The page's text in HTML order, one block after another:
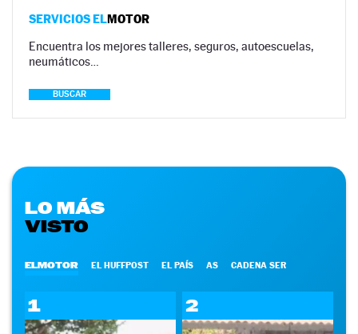
SERVICIOS ELMOTOR
Encuentra los mejores talleres, seguros, autoescuelas,
neumáticos…
BUSCAR
LO MÁS
VISTO
ELMOTOR EL HUFFPOST EL PAÍS AS CADENA SER
1 2